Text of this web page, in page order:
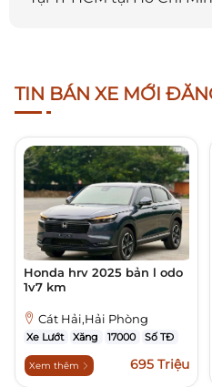
TIN BÁN XE MỚI
Honda hrv 2025 bản l odo
1v7 km
Cát Hải,Hải Phòng
Xe Lướt Xăng 17000 Số TĐ
Xem thêm 695 Triệu